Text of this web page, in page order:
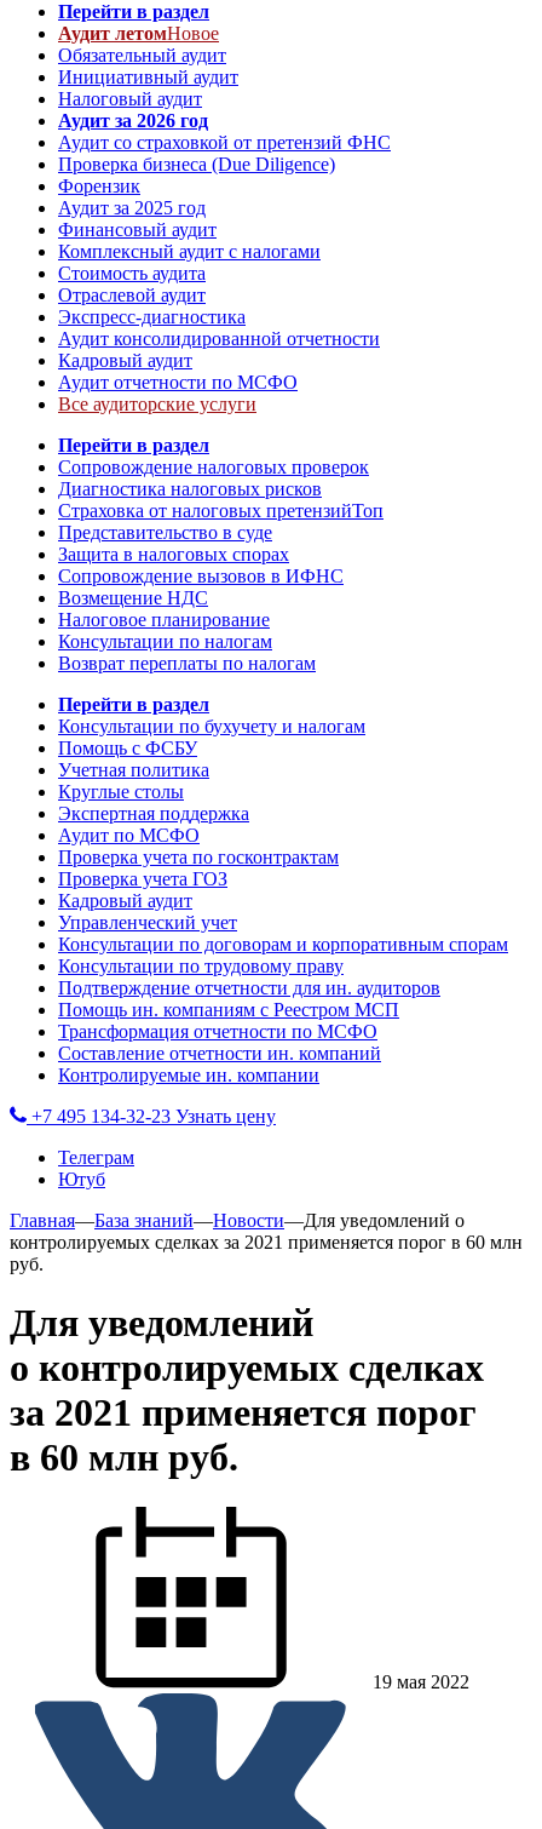
Перейти в раздел
Аудит летомНовое
Обязательный аудит
Инициативный аудит
Налоговый аудит
Аудит за 2026 год
Аудит со страховкой от претензий ФНС
Проверка бизнеса (Due Diligence)
Форензик
Аудит за 2025 год
Финансовый аудит
Комплексный аудит с налогами
Стоимость аудита
Отраслевой аудит
Экспресс-диагностика
Аудит консолидированной отчетности
Кадровый аудит
Аудит отчетности по МСФО
Все аудиторские услуги
Перейти в раздел
Сопровождение налоговых проверок
Диагностика налоговых рисков
Страховка от налоговых претензийТоп
Представительство в суде
Защита в налоговых спорах
Сопровождение вызовов в ИФНС
Возмещение НДС
Налоговое планирование
Консультации по налогам
Возврат переплаты по налогам
Перейти в раздел
Консультации по бухучету и налогам
Помощь с ФСБУ
Учетная политика
Круглые столы
Экспертная поддержка
Аудит по МСФО
Проверка учета по госконтрактам
Проверка учета ГОЗ
Кадровый аудит
Управленческий учет
Консультации по договорам и корпоративным спорам
Консультации по трудовому праву
Подтверждение отчетности для ин. аудиторов
Помощь ин. компаниям с Реестром МСП
Трансформация отчетности по МСФО
Составление отчетности ин. компаний
Контролируемые ин. компании
+7 495 134-32-23 Узнать цену
Телеграм
Ютуб
Главная—База знаний—Новости—Для уведомлений о
контролируемых сделках за 2021 применяется порог в 60 млн
руб.
Для уведомлений
о контролируемых сделках
за 2021 применяется порог
в 60 млн руб.
19 мая 2022